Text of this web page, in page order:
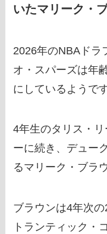
いたマリーク・
2026年のNBAドラ
オ・スパーズは年
にしているようです
4年生のタリス・
ーに続き、デュー
るマリーク・ブラ
ブラウンは4年次
トランティック・